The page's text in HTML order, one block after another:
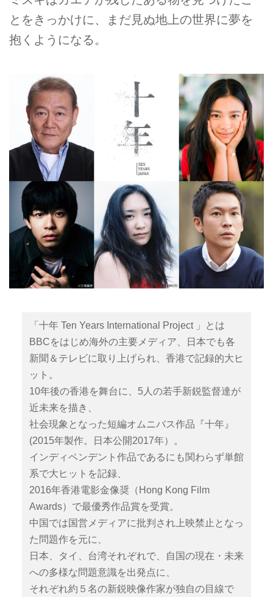
とをきっかけに、まだ見ぬ地上の世界に夢を
抱くようになる。
「十年 Ten Years International Project 」とは
BBCをはじめ海外の主要メディア、日本でも各
新聞＆テレビに取り上げられ、香港で記録的大ヒ
ット。
10年後の香港を舞台に、5人の若手新鋭監督達が
近未来を描き、
社会現象となった短編オムニバス作品『十年』
(2015年製作。日本公開2017年）。
インディペンデント作品であるにも関わらず単館
系で大ヒットを記録、
2016年香港電影金像奨（Hong Kong Film
Awards）で最優秀作品賞を受賞。
中国では国営メディアに批判され上映禁止となっ
た問題作を元に、
日本、タイ、台湾それぞれで、自国の現在・未来
への多様な問題意識を出発点に、
それぞれ約５名の新鋭映像作家が独自の目線で